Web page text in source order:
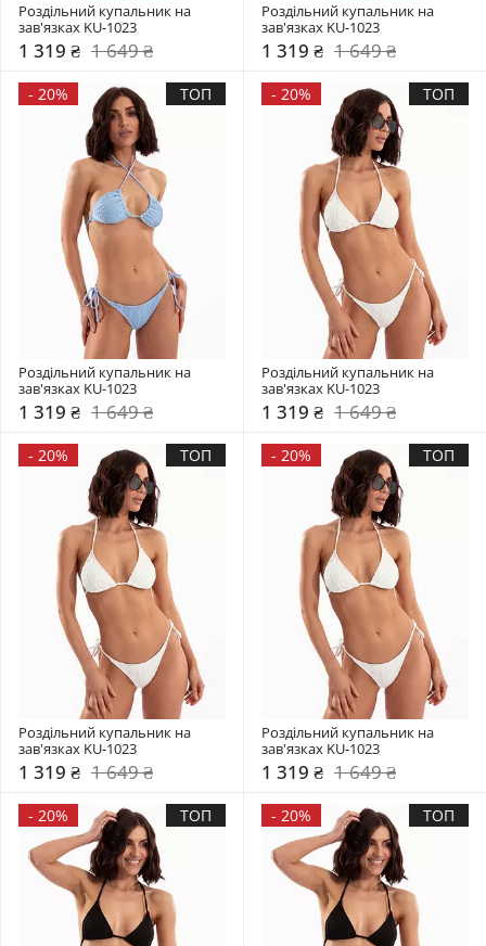
Роздільний купальник на
зав'язках KU-1023
1 319 ₴ 1 649 ₴
Роздільний купальник на
зав'язках KU-1023
1 319 ₴ 1 649 ₴
- 20% ТОП
Роздільний купальник на
зав'язках KU-1023
1 319 ₴ 1 649 ₴
- 20% ТОП
Роздільний купальник на
зав'язках KU-1023
1 319 ₴ 1 649 ₴
- 20% ТОП
Роздільний купальник на
зав'язках KU-1023
1 319 ₴ 1 649 ₴
- 20% ТОП
Роздільний купальник на
зав'язках KU-1023
1 319 ₴ 1 649 ₴
- 20% ТОП - 20% ТОП